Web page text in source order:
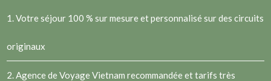
1. Votre séjour 100 % sur mesure et personnalisé sur des circuits
originaux
2.Agence de Voyage Vietnam recommandée et tarifs très